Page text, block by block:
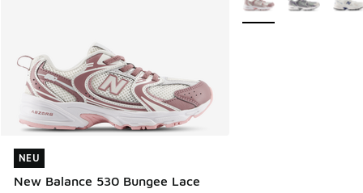
NEU
New Balance 530 Bungee Lace
NEU